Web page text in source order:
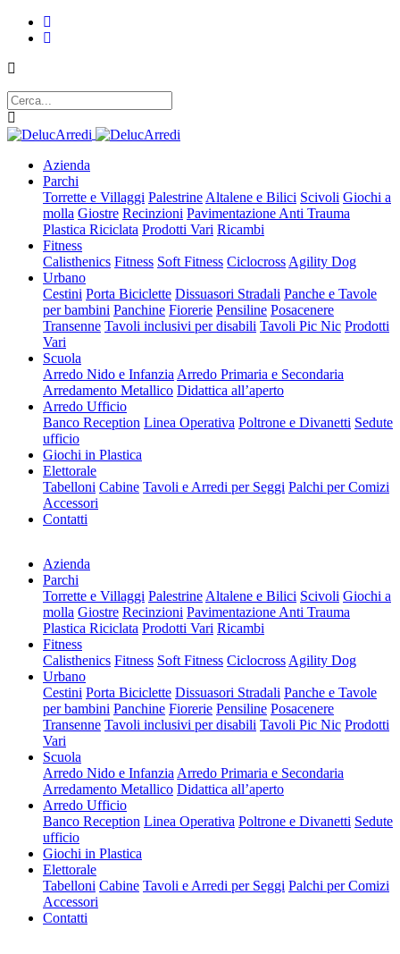
Azienda
Parchi
Torrette e Villaggi Palestrine Altalene e Bilici Scivoli Giochi a
molla Giostre Recinzioni Pavimentazione Anti Trauma
Plastica Riciclata Prodotti Vari Ricambi
Fitness
Calisthenics Fitness Soft Fitness Ciclocross Agility Dog
Urbano
Cestini Porta Biciclette Dissuasori Stradali Panche e Tavole
per bambini Panchine Fiorerie Pensiline Posacenere
Transenne Tavoli inclusivi per disabili Tavoli Pic Nic Prodotti
Vari
Scuola
Arredo Nido e Infanzia Arredo Primaria e Secondaria
Arredamento Metallico Didattica all’aperto
Arredo Ufficio
Banco Reception Linea Operativa Poltrone e Divanetti Sedute
ufficio
Giochi in Plastica
Elettorale
Tabelloni Cabine Tavoli e Arredi per Seggi Palchi per Comizi
Accessori
Contatti
Azienda
Parchi
Torrette e Villaggi Palestrine Altalene e Bilici Scivoli Giochi a
molla Giostre Recinzioni Pavimentazione Anti Trauma
Plastica Riciclata Prodotti Vari Ricambi
Fitness
Calisthenics Fitness Soft Fitness Ciclocross Agility Dog
Urbano
Cestini Porta Biciclette Dissuasori Stradali Panche e Tavole
per bambini Panchine Fiorerie Pensiline Posacenere
Transenne Tavoli inclusivi per disabili Tavoli Pic Nic Prodotti
Vari
Scuola
Arredo Nido e Infanzia Arredo Primaria e Secondaria
Arredamento Metallico Didattica all’aperto
Arredo Ufficio
Banco Reception Linea Operativa Poltrone e Divanetti Sedute
ufficio
Giochi in Plastica
Elettorale
Tabelloni Cabine Tavoli e Arredi per Seggi Palchi per Comizi
Accessori
Contatti